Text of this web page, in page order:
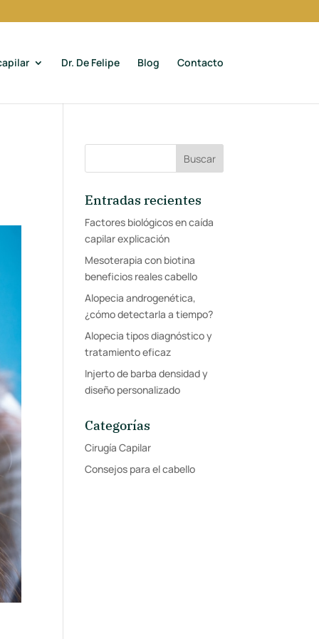
Dr. De Felipe Blog Contacto
Entradas recientes
Factores biológicos en caída
capilar explicación
Mesoterapia con biotina
beneficios reales cabello
Alopecia androgenética,
¿cómo detectarla a tiempo?
Alopecia tipos diagnóstico y
tratamiento eficaz
Injerto de barba densidad y
diseño personalizado
Categorías
Cirugía Capilar
Consejos para el cabello